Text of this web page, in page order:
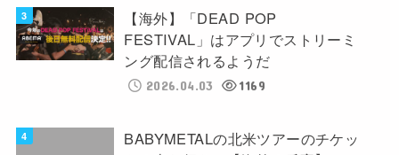
【海外】「DEAD POP
FESTIVAL」はアプリでストリーミ
ング配信されるようだ
2026.04.03 1169
BABYMETALの北米ツアーのチケッ